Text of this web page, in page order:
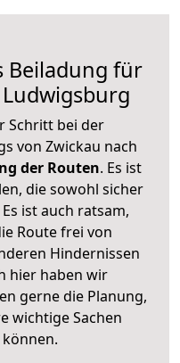
Beiladung für
Schritt bei der
von Zwickau nach
der Routen. Es ist
die sowohl sicher
ist auch ratsam,
Route frei von
Hindernissen
hier haben wir
gerne die Planung,
wichtige Sachen